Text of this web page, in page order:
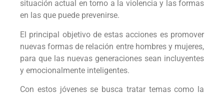
situación actual en torno a la violencia y las formas
en las que puede prevenirse.
El principal objetivo de estas acciones es promover
nuevas formas de relación entre hombres y mujeres,
para que las nuevas generaciones sean incluyentes
y emocionalmente inteligentes.
Con estos jóvenes se busca tratar temas como la